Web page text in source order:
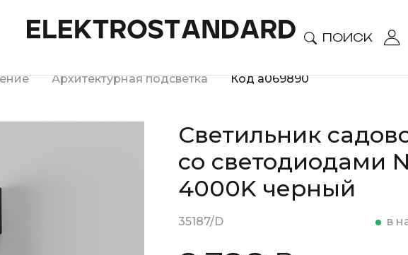
ПОИСК
Архитектурная подсветка Код a069890
Светильник
со светодиодами
4000K черный
35187/D в